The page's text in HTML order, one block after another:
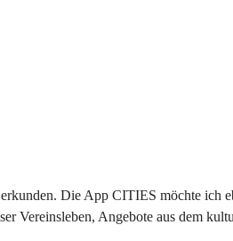
Die App CITIES möchte ich
Vereinsleben, Angebote aus dem